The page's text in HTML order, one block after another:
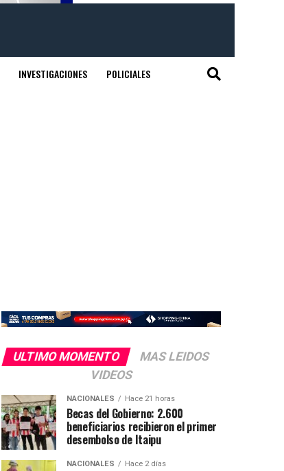
INVESTIGACIONES POLICIALES
ULTIMO MOMENTO
MAS LEIDOS
VIDEOS
NACIONALES Hace 21 horas
Becas del Gobierno: 2.600
beneficiarios recibieron el primer
desembolso de Itaipu
NACIONALES Hace 2 días